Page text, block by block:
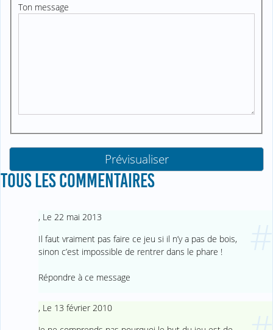
Ton message
TOUS LES COMMENTAIRES
, Le 22 mai 2013
Il faut vraiment pas faire ce jeu si il n’y a pas de bois,
sinon c’est impossible de rentrer dans le phare !
Répondre à ce message
, Le 13 février 2010